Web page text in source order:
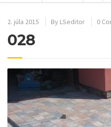
2. júla 2015 By LSeditor 0
028